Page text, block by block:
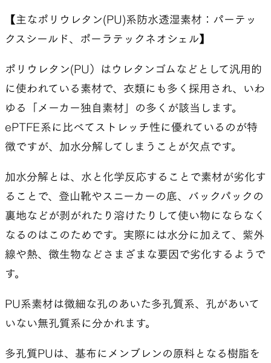
【主なポリウレタン(PU)系防水透湿素材：パーテッ
クスシールド、ポーラテックネオシェル】
ポリウレタン(PU）はウレタンゴムなどとして汎用的
に使われている素材で、衣類にも多く採用され、いわ
ゆる「メーカー独自素材」の多くが該当します。
ePTFE系に比べてストレッチ性に優れているのが特
徴ですが、加水分解してしまうことが欠点です。
加水分解とは、水と化学反応することで素材が劣化す
ることで、登山靴やスニーカーの底、バックパックの
裏地などが剥がれたり溶けたりして使い物にならなく
なるのはこのためです。実際には水分に加えて、紫外
線や熱、微生物などさまざまな要因で劣化するようで
す。
PU系素材は微細な孔のあいた多孔質系、孔があいて
いない無孔質系に分かれます。
多孔質PUは、基布にメンブレンの原料となる樹脂を